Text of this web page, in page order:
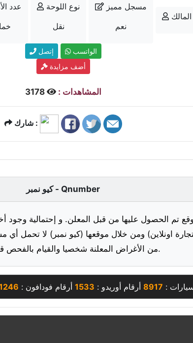
عدد
نوع اللوحة
نقل
مسجل مميز
نعم
إتصل
الواتسب
أضف مزايدة
المشاهدات : 3178
شارك :
كيو نمبر - Qnumber
تم الحصول عليها من قبل المعلن. و إحتمالية وجود
اونلاين) ومن خلال موقعها (كيو نمبر) لا تحمل أي
من الأغراض المعلنة شخصيا والقيام بالفحص قبل الشراء.
:
8917 أرقام أوريدو : 1533 أرقام فودافون :